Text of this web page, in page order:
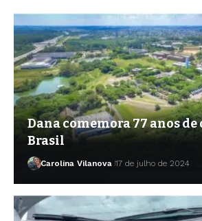
Dana comemora 77 anos de
Brasil
Carolina Vilanova 17 de julho de 2024